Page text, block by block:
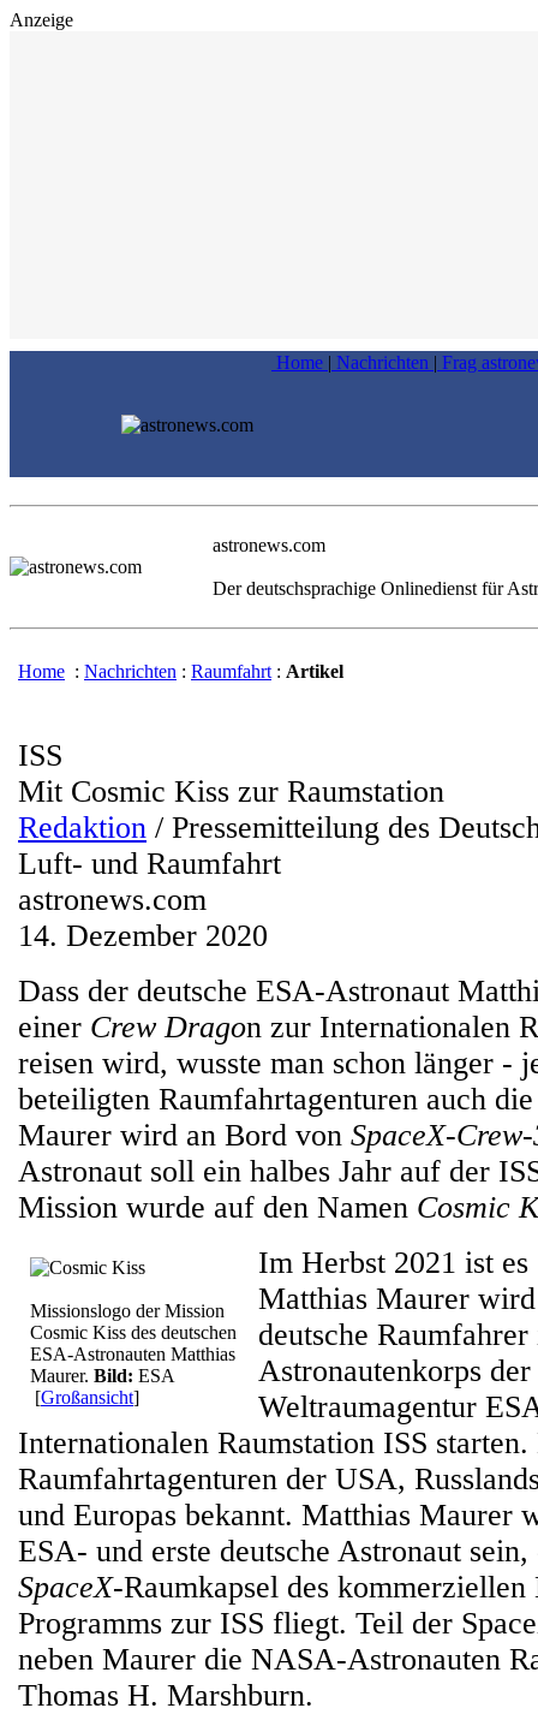
Anzeige
Home | Nachrichten | Frag
astronews.com
Der deutschsprachige Onlinedienst für
Home : Nachrichten : Raumfahrt : Artikel
ISS
Mit Cosmic Kiss zur Raumstation
Redaktion / Pressemitteilung des
Luft- und Raumfahrt
astronews.com
14. Dezember 2020
Dass der deutsche ESA-Astronaut
einer Crew Dragon zur Internationalen
reisen wird, wusste man schon länger -
beteiligten Raumfahrtagenturen auch
Maurer wird an Bord von SpaceX-
Astronaut soll ein halbes Jahr auf der
Mission wurde auf den Namen Cosmic
Missionslogo der Mission
Cosmic Kiss des deutschen
ESA-Astronauten Matthias
Maurer. Bild: ESA
[Großansicht]
Im Herbst 2021 ist
Matthias Maurer
deutsche
Astronautenkorps
Weltraumagentur
Internationalen Raumstation ISS starten.
Raumfahrtagenturen der USA,
und Europas bekannt. Matthias Maurer
ESA- und erste deutsche Astronaut
SpaceX-Raumkapsel des
Programms zur ISS fliegt. Teil der
neben Maurer die NASA-Astronauten
Thomas H. Marshburn.